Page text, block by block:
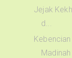
Jejak
d...
Madinah